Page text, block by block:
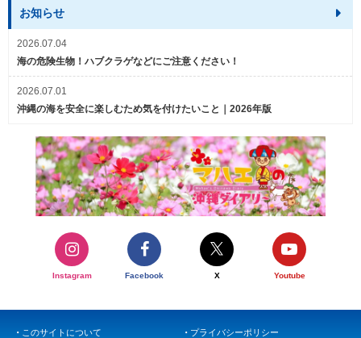
お知らせ
2026.07.04
海の危険生物！ハブクラゲなどにご注意ください！
2026.07.01
沖縄の海を安全に楽しむため気を付けたいこと｜2026年版
Instagram Facebook X Youtube
このサイトについて プライバシーポリシー